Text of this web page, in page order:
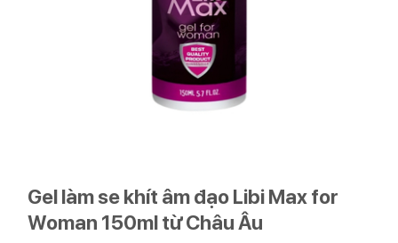
Gel làm se khít âm đạo Libi Max for
Woman 150ml từ Châu Âu